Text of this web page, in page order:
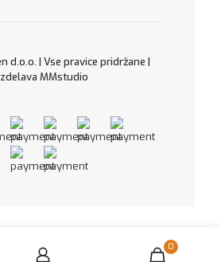
d.o.o. | Vse pravice pridržane |
MMstudio
0